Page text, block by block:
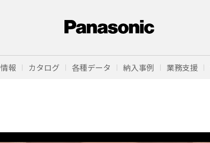
報 カタログ 各種データ 納入事例 業務支援